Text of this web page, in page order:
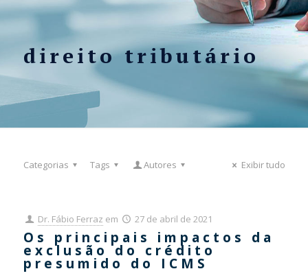
direito tributário
Categorias Tags Autores Exibir tudo
Dr. Fábio Ferraz em 27 de abril de 2021
Os principais impactos da
exclusão do crédito
presumido do ICMS